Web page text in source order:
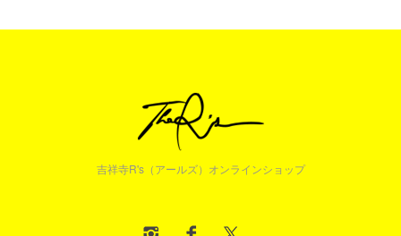
吉祥寺R's（アールズ）オンラインショップ